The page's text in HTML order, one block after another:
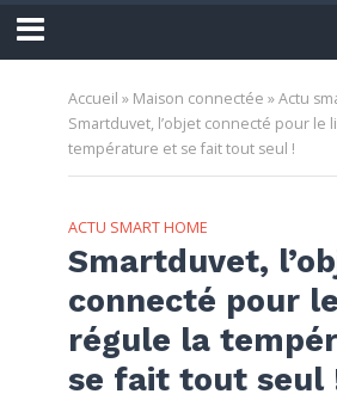
Accueil » Maison connectée »Actu
Smartduvet, l’objet connecté pour le
température et se fait tout seul !
ACTU SMART HOME
Smartduvet,
connecté pour
régule la
se fait tout seul